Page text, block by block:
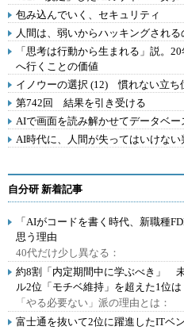
包み込んでいく、セキュリティ
人間は、弱いからハッキングされ
「思考は行動から生まれる」説。
へ行くことの価値
イノウーの選択 (12) 慣れない立ち
第742回 結果を引き受ける
AIで画面を読み解かせてデータベ
AI時代に、人間が失ってはいけな
自分研 新着記事
「AIがコードを書く時代、新職種
思う理由
40代だけ少し異なる：
約8割「内定期間中に学ぶべき」
ル2位「モチベ維持」を超えた1位は
「やる必要ない」派の理由とは：
富士通を抜いて2位に躍進したIT